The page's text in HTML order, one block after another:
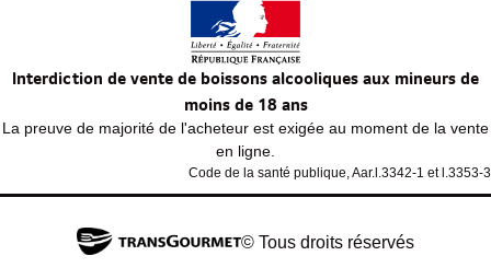
Interdiction de vente de boissons alcooliques aux mineurs de
moins de 18 ans
La preuve de majorité de l'acheteur est exigée au moment de la vente
en ligne.
Code de la santé publique, Aar.l.3342-1 et l.3353-3
© Tous droits réservés